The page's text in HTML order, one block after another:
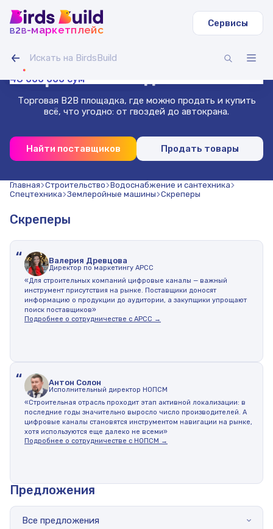
b2b-маркетплейс
Сервисы
Гусеничный экскаватор Volvo EC
1 400 000 000 сум
Зерносмесь овес-горох (20 т)
36 000 000 сум
Доска сухая строганная 40х140х3000 (1000 шт.)
13 000 000 сум
Труба профильная 40х40х2 мм квадратная 3 м (500
шт)
48 000 000 сум
Проволока нержавеющая 1.8 мм 50 м
Гибкая битумная черепица, сальса
Маркетплейс
Торговая B2B площадка, где можно продать и купить
всё, что угодно: от гвоздей до автокрана.
Найти поставщиков Продать товары
Главная Строительство Водоснабжение и сантехника
Спецтехника Землеройные машины Скреперы
Скреперы
“ Валерия Древцова
Директор по маркетингу АРСС
«Для строительных компаний цифровые каналы — важный
инструмент присутствия на рынке. Поставщики доносят
информацию о продукции до аудитории, а закупщики упрощают
поиск поставщиков»
Подробнее о сотрудничестве с АРСС →
“ Антон Солон
Исполнительный директор НОПСМ
«Строительная отрасль проходит этап активной локализации: в
последние годы значительно выросло число производителей. А
цифровые каналы становятся инструментом навигации на рынке,
хотя используются еще далеко не всеми»
Подробнее о сотрудничестве с НОПСМ →
Предложения
Все предложения